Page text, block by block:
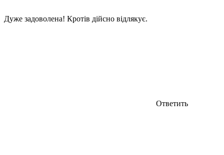
Дуже задоволена! Кротів дійсно відлякує.
Ответить